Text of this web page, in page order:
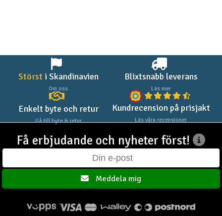
Raketer
Scooter & elfordon
Smarthem, lek och hobby
Solenergi
Verktyg, utrustning och tillbehör
Presentkort
Störsti Skandinavien
Om oss
Blixtsnabb leverans
Läs mer
Enkelt byte och retur
Gå till byte & retur
Kundrecension på prisjakt
Läs våra recensioner
Få erbjudande och nyheter först!
Meddela mig